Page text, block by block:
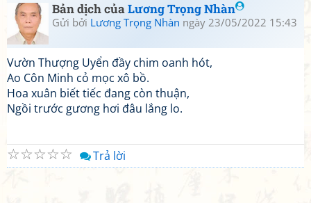
Bản dịch củaLương Trọng Nhàn
Gửi bởi Lương Trọng Nhàn ngày 23/05/2022 15:43
Vườn Thượng Uyển đầy chim oanh hót,
Ao Côn Minh cỏ mọc xô bồ.
Hoa xuân biết tiếc đang còn thuận,
Ngồi trước gương hơi đâu lắng lo.
☆
☆
☆
☆
☆ Trả lời